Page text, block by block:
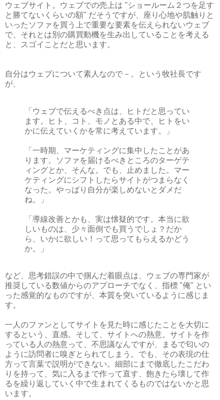
ウェブサイト。ウェブでの売上は "ショールーム２つを足す
と勝てないくらいの額" だそうですが、座り心地や肌触りと
いったソファを買う上で重要な要素を伝えられないウェブ
で、それとは別の購買動機を生み出していることを考える
と、スゴイことだと思います。
自分はウェブについて素人なので－。という牧社長です
が、
「ウェブで伝えるべき点は、ヒトだと思ってい
ます。ヒト、コト、モノとある中で、ヒトをい
かに伝えていくかを常に考えています。」
「一時期、マーケティングに集中したことがあ
ります。ソファを届けるべきところのターゲテ
ィングとか、そんな。でも、止めました。マー
ケティングにシフトしたらサイトがつまらなく
なった。やっぱり自分が楽しめないとダメだ
ね。」
「導線改善とかも、実は懐疑的です。本当に欲
しいものは、少々面倒でも買うでしょ？だか
ら、いかに欲しい！って思ってもらえるかどう
か。」
など、思考錯誤の中で掴んだ着眼点は、ウェブの専門家が
推奨している数値からのアプローチでなく、指標 "俺" とい
った感覚的なものですが、本質を突いているように感じま
す。
一人のファンとしてサイトを見た時に感じたことを大切に
するという、直感。そして、サイトへの熱意。サイトを作
っている人の熱意って、不思議なんですが、まるで匂いの
ように訪問者に嗅ぎとられてしまう。でも、その表現の仕
方って言葉で説明ができない。細部にまで徹底したこだわ
りを持って、気に入るまで作って直す、飽きたら壊して作
るを繰り返していく中で生まれてくるものではないかと思
います。